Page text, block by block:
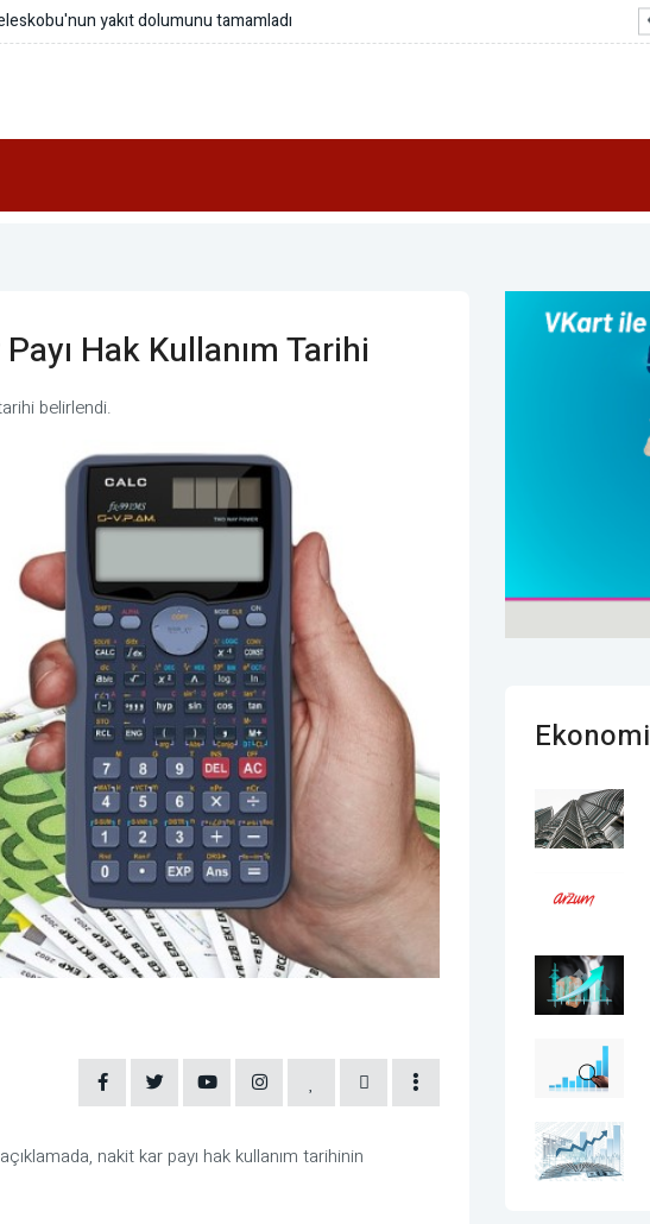
tedavisi araştırmalarına katkı sağladı
Hak Kullanım Tarihi
belirlendi.
nakit kar payı hak kullanım tarihinin
Ekonomi